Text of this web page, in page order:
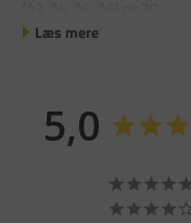
Læs mere
5,0